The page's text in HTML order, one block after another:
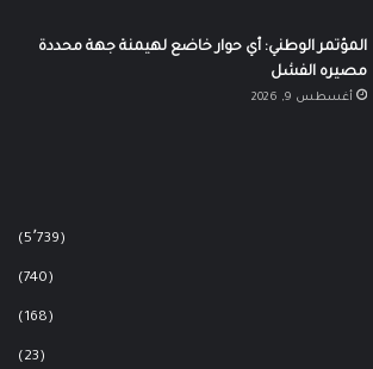
المؤتمر الوطني: أي حوار خاضع لهيمنة جهة محددة
مصيره الفشل
أغسطس 9, 2026
(5٬739)
(740)
(168)
(23)